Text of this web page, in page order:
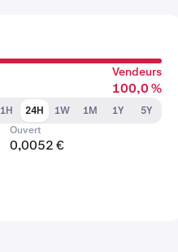
Vendeurs
100,0 %
1H 24H 1W 1M 1Y
5Y
Ouvert
0,0052 €